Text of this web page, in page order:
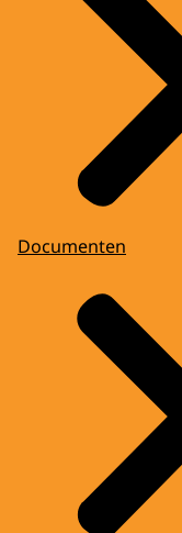
Documenten